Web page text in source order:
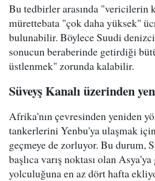
Bu tedbirler arasında "vericilerin
mürettebata "çok daha yüksek"
bulunabilir. Böylece Suudi
sonucun beraberinde getirdiği
üstlenmek" zorunda kalabilir.
Süveyş Kanalı üzerinden
Afrika'nın çevresinden yeniden
tankerlerini Yenbu'ya ulaşmak
geçmeye de zorluyor. Bu durum,
başlıca varış noktası olan
yolculuğuna en az dört hafta